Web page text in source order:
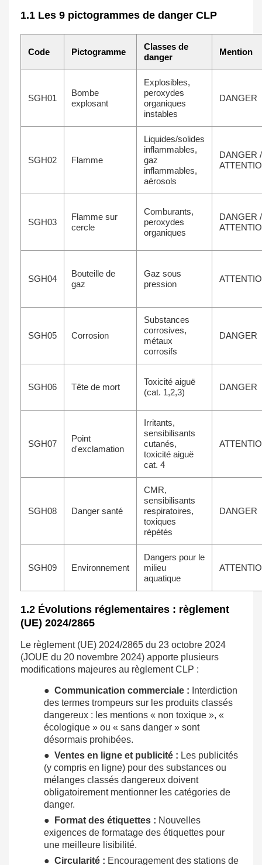
1.1 Les 9 pictogrammes de danger CLP
Code Pictogramme
Classes de
danger
Mention
SGH01
Bombe
explosant
Explosibles,
peroxydes
organiques
instables
DANGER
SGH02 Flamme
Liquides/solides
inflammables,
gaz
inflammables,
aérosols
DANGER /
SGH03
Flamme sur
cercle
Comburants,
peroxydes
organiques
DANGER /
SGH04
Bouteille de
gaz
Gaz sous
pression
SGH05 Corrosion
Substances
corrosives,
métaux
corrosifs
DANGER
SGH06 Tête de mort
Toxicité aiguë
(cat. 1,2,3)
DANGER
SGH07
Point
d'exclamation
Irritants,
sensibilisants
cutanés,
toxicité aiguë
cat. 4
SGH08 Danger santé
CMR,
sensibilisants
respiratoires,
toxiques
répétés
DANGER
SGH09 Environnement
Dangers pour le
milieu
aquatique
1.2 Évolutions réglementaires : règlement
(UE) 2024/2865
Le règlement (UE) 2024/2865 du 23 octobre 2024
(JOUE du 20 novembre 2024) apporte plusieurs
modifications majeures au règlement CLP :
● Communication commerciale : Interdiction
des termes trompeurs sur les produits classés
dangereux : les mentions « non toxique », «
écologique » ou « sans danger » sont
désormais prohibées.
● Ventes en ligne et publicité : Les publicités
(y compris en ligne) pour des substances ou
mélanges classés dangereux doivent
obligatoirement mentionner les catégories de
danger.
●
Format des étiquettes : Nouvelles
exigences de formatage des étiquettes pour
une meilleure lisibilité.
● Circularité : Encouragement des stations de